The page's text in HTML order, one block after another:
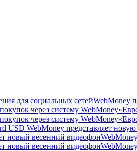
WebMoney
WebMoney представляет